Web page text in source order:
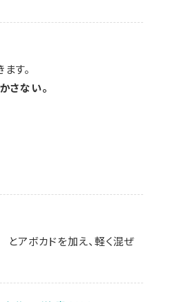
す。
さない。
アボカドを加え、軽く混ぜ